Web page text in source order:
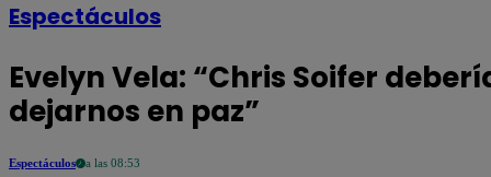
Espectáculos
Evelyn Vela: “Chris Soifer
dejarnos en paz”
Espectáculos a las 08:53